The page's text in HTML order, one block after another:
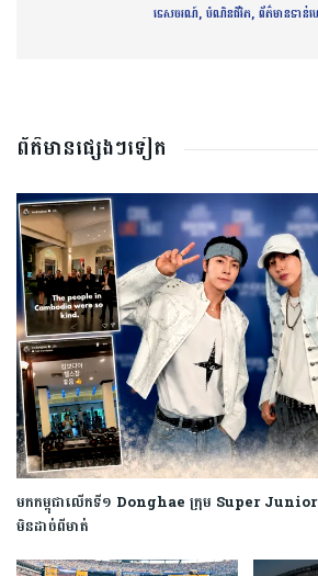
ទេសចរណ៍, បំណិនជីវិត, ព័ត៌មានទាន់
ព័ត៌មានផ្សេងៗទៀត
មកកម្ពុជាលើកទី១ Donghae ក្រុម Super Junior
មិនដាច់ពីមាត់